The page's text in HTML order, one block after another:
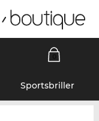
Sportsbriller